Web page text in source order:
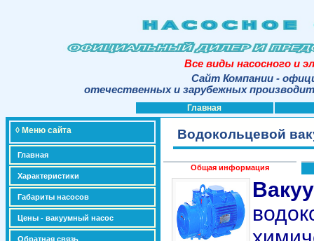
Все виды насосного и
Сайт Компании -
отечественных и зарубежных
Главная
◊ Меню сайта
Главная
Характеристики
Габариты насосов
Цены - вакуумный насос
Обратная связь
Водокольцевой
Общая информация